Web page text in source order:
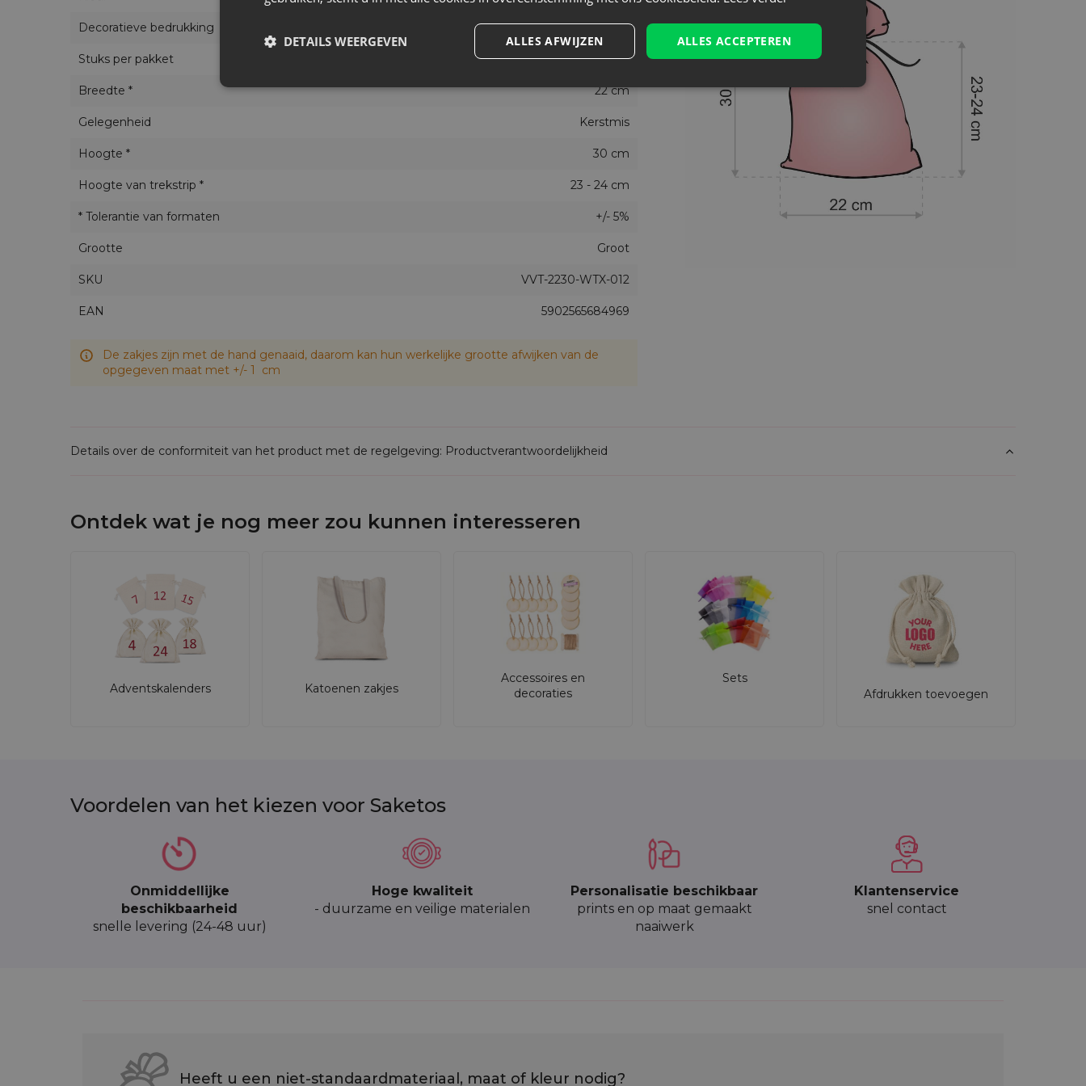
Decoratieve bedrukking Nee
Stuks per pakket 5
Breedte * 22 cm
Gelegenheid Kerstmis
Hoogte * 30 cm
Hoogte van trekstrip * 23 - 24 cm
* Tolerantie van formaten +/- 5%
Grootte Groot
SKU VVT-2230-WTX-012
EAN 5902565684969
De zakjes zijn met de hand genaaid, daarom kan hun werkelijke grootte afwijken van de
opgegeven maat met +/- 1 cm
Details over de conformiteit van het product met de regelgeving: Productverantwoordelijkheid
Ontdek wat je nog meer zou kunnen interesseren
Adventskalenders Katoenen zakjes
Accessoires en
decoraties
Sets
Afdrukken toevoegen
Voordelen van het kiezen voor Saketos
Onmiddellijke
beschikbaarheid
snelle levering (24-48 uur)
Hoge kwaliteit
- duurzame en veilige materialen
Personalisatie beschikbaar
prints en op maat gemaakt
naaiwerk
Klantenservice
snel contact
Heeft u een niet-standaardmateriaal, maat of kleur nodig?
ALLES ACCEPTEREN
ALLES AFWIJZEN
DETAILS WEERGEVEN